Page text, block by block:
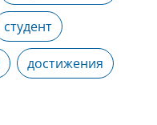
студент
достижения